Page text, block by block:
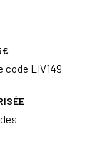
code LIV149